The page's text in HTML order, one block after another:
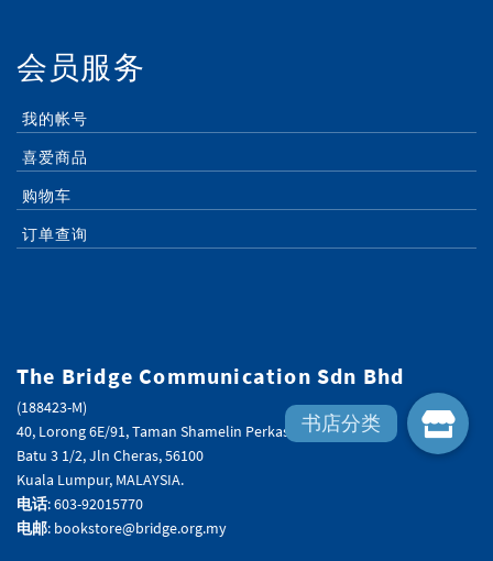
会员服务
我的帐号
喜爱商品
购物车
订单查询
The Bridge Communication Sdn Bhd
(188423-M)
40, Lorong 6E/91, Taman Shamelin Perkasa,
Batu 3 1/2, Jln Cheras, 56100
Kuala Lumpur, MALAYSIA.
电话: 603-92015770
电邮: bookstore@bridge.org.my